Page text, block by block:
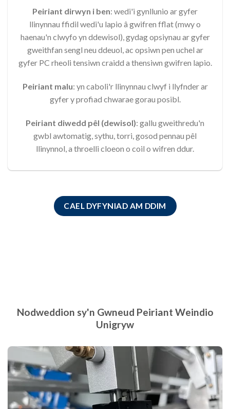
Peiriant dirwyn i ben: wedi'i gynllunio ar gyfer
llinynnau ffidil wedi'u lapio â gwifren fflat (mwy o
haenau'n clwyfo yn ddewisol), gydag opsiynau ar gyfer
gweithfan sengl neu ddeuol, ac opsiwn pen uchel ar
gyfer PC rheoli tensiwn craidd a thensiwn gwifren lapio.
Peiriant malu: yn caboli'r llinynnau clwyf i llyfnder ar
gyfer y profiad chwarae gorau posibl.
Peiriant diwedd pêl (dewisol): gallu gweithredu'n
gwbl awtomatig, sythu, torri, gosod pennau pêl
llinynnol, a throelli cloeon o coil o wifren ddur.
CAEL DYFYNIAD AM DDIM
Nodweddion sy'n Gwneud Peiriant Weindio
Unigryw